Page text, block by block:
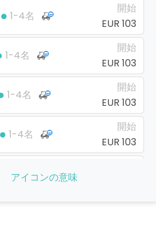
1-4名
開始
EUR 103
1-4名
開始
EUR 103
1-4名
開始
EUR 103
1-4名
開始
EUR 103
1-4名
アイコンの意味